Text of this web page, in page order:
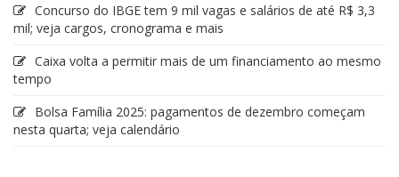
Concurso do IBGE tem 9 mil vagas e salários de até R$ 3,3
mil; veja cargos, cronograma e mais
Caixa volta a permitir mais de um financiamento ao mesmo
tempo
Bolsa Família 2025: pagamentos de dezembro começam
nesta quarta; veja calendário